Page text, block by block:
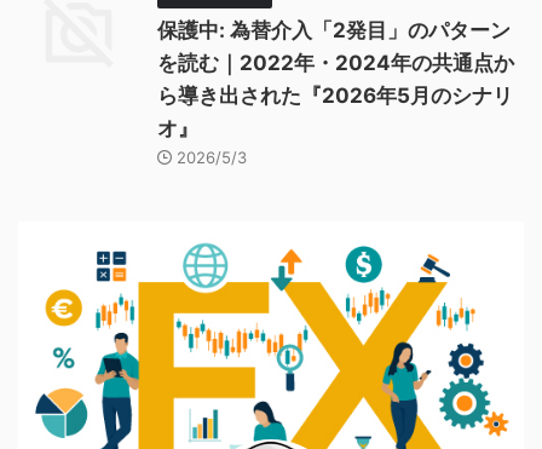
保護中: 為替介入「2発目」のパターン
を読む｜2022年・2024年の共通点か
ら導き出された『2026年5月のシナリ
オ』
2026/5/3